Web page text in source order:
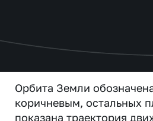
Орбита Земли
коричневым, остальных
показана траектория